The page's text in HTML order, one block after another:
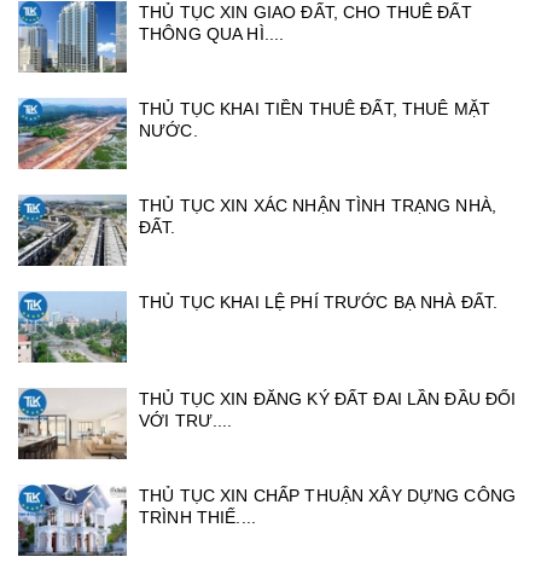
THỦ TỤC XIN GIAO ĐẤT, CHO THUÊ ĐẤT
THÔNG QUA HÌ....
THỦ TỤC KHAI TIỀN THUÊ ĐẤT, THUÊ MẶT
NƯỚC.
THỦ TỤC XIN XÁC NHẬN TÌNH TRẠNG NHÀ,
ĐẤT.
THỦ TỤC KHAI LỆ PHÍ TRƯỚC BẠ NHÀ ĐẤT.
THỦ TỤC XIN ĐĂNG KÝ ĐẤT ĐAI LẦN ĐẦU ĐỐI
VỚI TRƯ....
THỦ TỤC XIN CHẤP THUẬN XÂY DỰNG CÔNG
TRÌNH THIẾ....